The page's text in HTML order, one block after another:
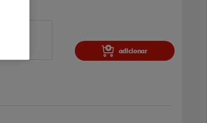
adicionar